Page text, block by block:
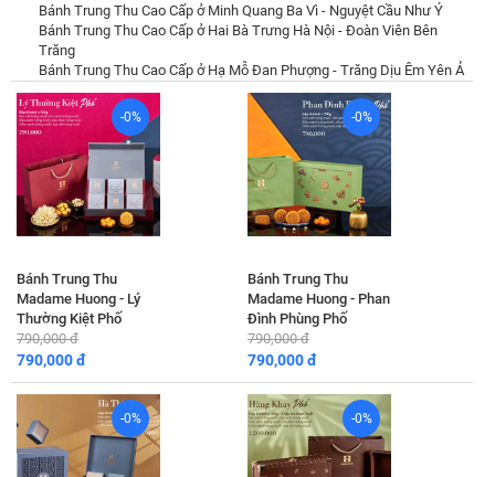
Bánh Trung Thu Cao Cấp ở Minh Quang Ba Vì - Nguyệt Cầu Như Ý
Bánh Trung Thu Cao Cấp ở Hai Bà Trưng Hà Nội - Đoàn Viên Bên
Trăng
Bánh Trung Thu Cao Cấp ở Hạ Mỗ Đan Phượng - Trăng Dịu Êm Yên Ả
-0%
Bánh Trung Thu
Madame Huong - Lý
Thường Kiệt Phố
790,000 đ
790,000 đ
-0%
Bánh Trung Thu
Madame Huong - Phan
Đình Phùng Phố
790,000 đ
790,000 đ
-0% -0%